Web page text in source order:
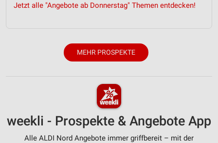
Jetzt alle "Angebote ab Donnerstag" Themen entdecken!
MEHR PROSPEKTE
weekli - Prospekte & Angebote App
Alle ALDI Nord Angebote immer griffbereit – mit der
Inhalten
Geräte anhand von aktiv angeforderten
Informationen identifizieren
Funktional